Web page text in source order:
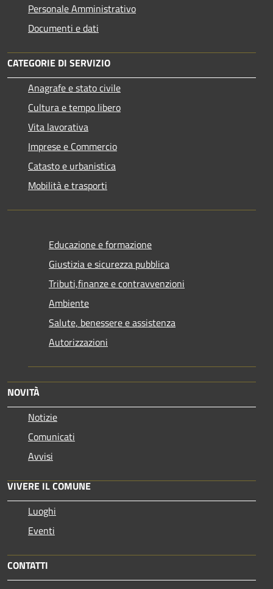
Personale Amministrativo
Documenti e dati
CATEGORIE DI SERVIZIO
Anagrafe e stato civile
Cultura e tempo libero
Vita lavorativa
Imprese e Commercio
Catasto e urbanistica
Mobilità e trasporti
Educazione e formazione
Giustizia e sicurezza pubblica
Tributi,finanze e contravvenzioni
Ambiente
Salute, benessere e assistenza
Autorizzazioni
NOVITÀ
Notizie
Comunicati
Avvisi
VIVERE IL COMUNE
Luoghi
Eventi
CONTATTI